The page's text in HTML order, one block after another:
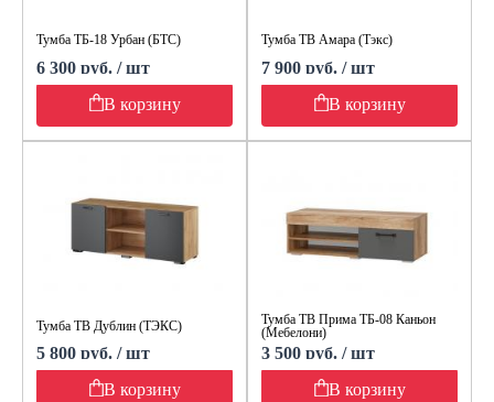
Тумба ТБ-18 Урбан (БТС)
6 300 руб. / шт
В корзину
Тумба ТВ Амара (Тэкс)
7 900 руб. / шт
В корзину
Тумба ТВ Дублин (ТЭКС)
5 800 руб. / шт
В корзину
Тумба ТВ Прима ТБ-08 Каньон
(Мебелони)
3 500 руб. / шт
В корзину